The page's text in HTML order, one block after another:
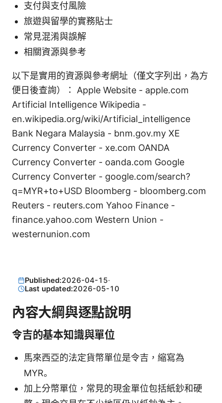
支付與支付風險
旅遊與留學的實務貼士
常見混淆與誤解
相關資源與參考
以下是實用的資源與參考網址（僅文字列出，為方
便日後查詢）： Apple Website - apple.com
Artificial Intelligence Wikipedia -
en.wikipedia.org/wiki/Artificial_intelligence
Bank Negara Malaysia - bnm.gov.my XE
Currency Converter - xe.com OANDA
Currency Converter - oanda.com Google
Currency Converter - google.com/search?
q=MYR+to+USD Bloomberg - bloomberg.com
Reuters - reuters.com Yahoo Finance -
finance.yahoo.com Western Union -
westernunion.com
Published:2026-04-15·
Last updated:2026-05-10
內容大綱與逐點說明
令吉的基本知識與單位
馬來西亞的法定貨幣單位是令吉，縮寫為
MYR。
加上分幣單位，常見的現金單位包括紙鈔和硬